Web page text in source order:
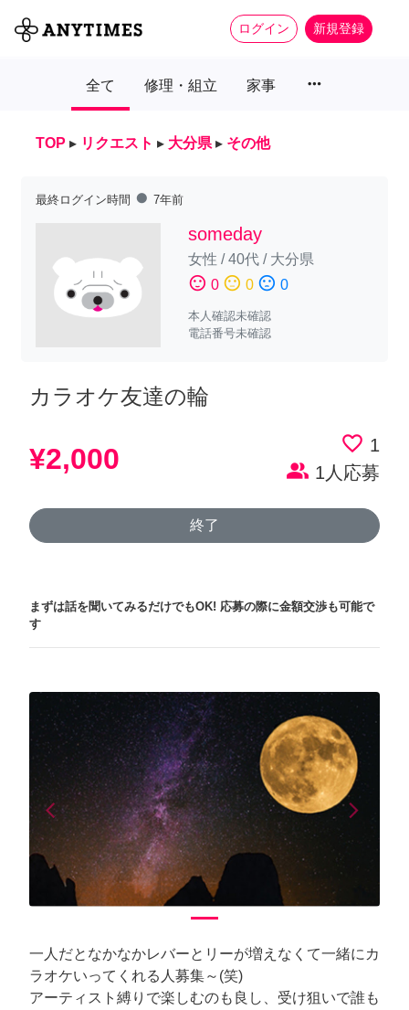
ログイン 新規登録
全て 修理・組立 家事 more_horiz
TOP ▸ リクエスト ▸ 大分県 ▸ その他
最終ログイン時間 fiber_manual_record 7年前
someday
女性 /40代/ 大分県
sentiment_satisfied 0 sentiment_neutral 0 sentiment_dissatisfied 0
本人確認未確認
電話番号未確認
カラオケ友達の輪
¥2,000 favorite_border 1
people_alt 1人応募
終了
まずは話を聞いてみるだけでもOK! 応募の際に金額交渉も可能で
す
arrow_back_iosPrevious arrow_forward_iosNext
一人だとなかなかレバーとリーが増えなくて一緒にカ
ラオケいってくれる人募集～(笑)
アーティスト縛りで楽しむのも良し、受け狙いで誰も